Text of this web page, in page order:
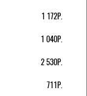
1 172Р.
1 040Р.
2 530Р.
711Р.